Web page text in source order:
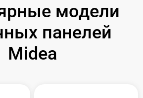
модели
панелей
Midea